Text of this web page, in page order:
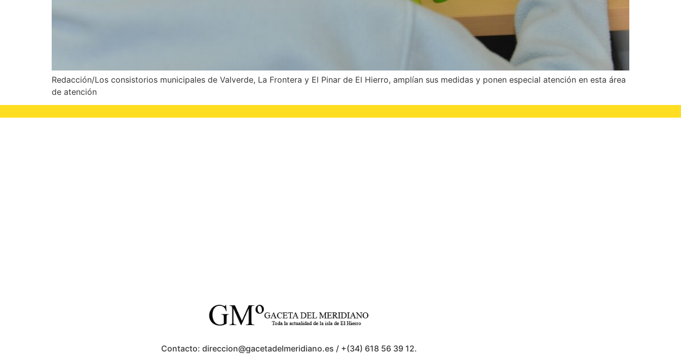
Redacción/Los consistorios municipales de Valverde, La Frontera y El Pinar de El Hierro, amplían sus medidas y ponen especial atención en esta área
de atención
Contacto: direccion@gacetadelmeridiano.es / +(34) 618 56 39 12.